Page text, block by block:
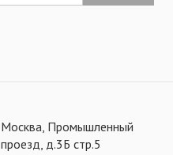
Москва, Промышленный
проезд, д.3Б стр.5